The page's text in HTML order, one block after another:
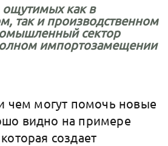
ощутимых как в
так и производственном
сектор
импортозамещении
чем могут помочь новые
видно на примере
создает